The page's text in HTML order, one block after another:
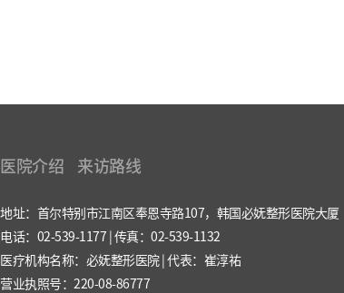
医院介绍 来访路线
地址：首尔特别市江南区奉恩寺路107，韩国必妩整形医院大厦
电话：02-539-1177 | 传真：02-539-1132
医疗机构名称：必妩整形医院 | 代表：崔淳祐
营业执照号：220-08-86777